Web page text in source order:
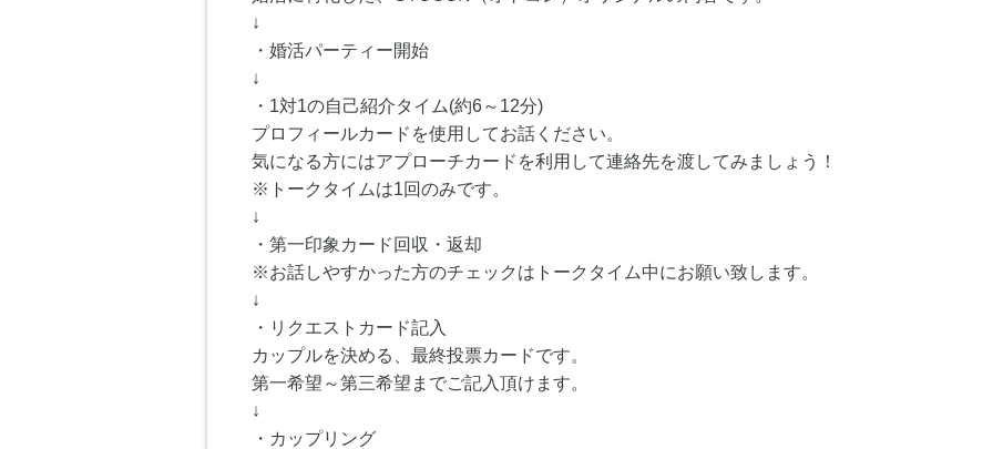
↓
・婚活パーティー開始
↓
・1対1の自己紹介タイム(約6～12分)
プロフィールカードを使用してお話ください。
気になる方にはアプローチカードを利用して連絡先を渡してみましょう！
※トークタイムは1回のみです。
↓
・第一印象カード回収・返却
※お話しやすかった方のチェックはトークタイム中にお願い致します。
↓
・リクエストカード記入
カップルを決める、最終投票カードです。
第一希望～第三希望までご記入頂けます。
↓
・カップリング